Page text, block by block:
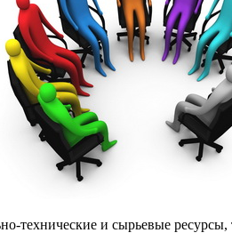
и сырьевые ресурсы,